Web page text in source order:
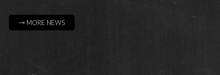
→ MORE NEWS